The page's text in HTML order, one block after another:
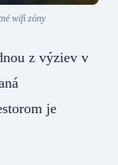
wifi zóny
z výziev v
je